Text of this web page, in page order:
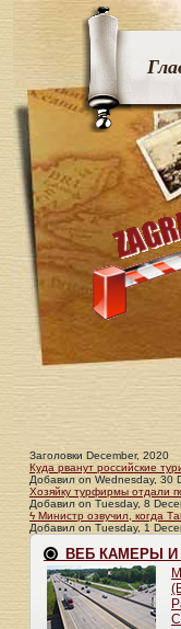
Заголовки December, 2020
Куда рванут российские
Добавил on Wednesday, 30
Хозяйку турфирмы отдали
Добавил on Tuesday, 8
ϟ Министр озвучил, когда
Добавил on Tuesday, 1